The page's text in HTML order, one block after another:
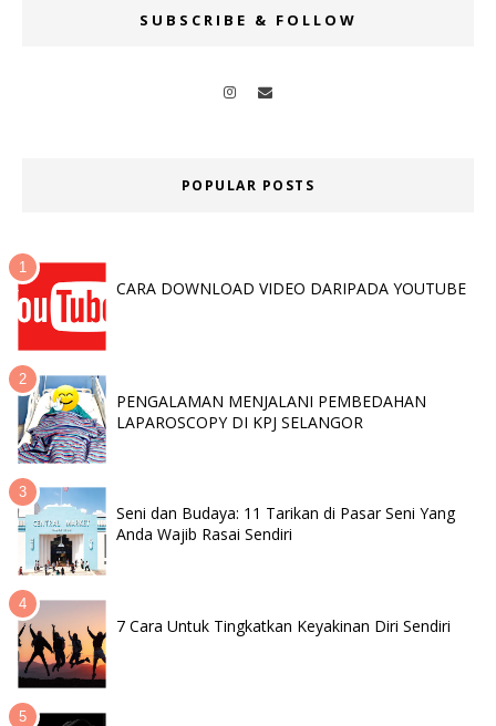
SUBSCRIBE & FOLLOW
POPULAR POSTS
CARA DOWNLOAD VIDEO DARIPADA YOUTUBE
PENGALAMAN MENJALANI PEMBEDAHAN
LAPAROSCOPY DI KPJ SELANGOR
Seni dan Budaya: 11 Tarikan di Pasar Seni Yang
Anda Wajib Rasai Sendiri
7 Cara Untuk Tingkatkan Keyakinan Diri Sendiri